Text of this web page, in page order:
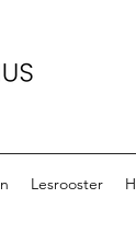
Lesrooster